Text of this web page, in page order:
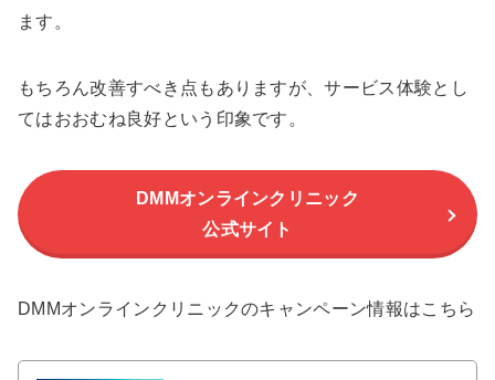
ます。
もちろん改善すべき点もありますが、サービス体験とし
てはおおむね良好という印象です。
DMMオンラインクリニック
公式サイト
DMMオンラインクリニックのキャンペーン情報はこちら